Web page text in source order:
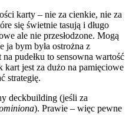
karty – nie za cienkie, nie za
się świetnie tasują i długo
ale nie przesłodzone. Mogą
ja bym była ostrożna z
pudełku to sensowna wartość
kart jest za dużo na pamięciowe
strategię.
deckbuilding (jeśli za
). Prawie – więc pewne